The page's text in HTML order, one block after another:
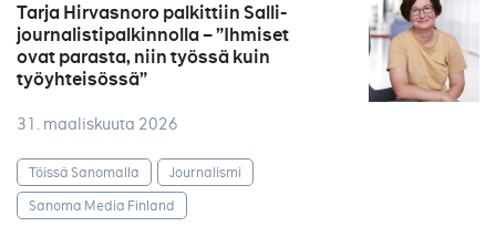
Tarja Hirvasnoro palkittiin Salli-
journalistipalkinnolla – ”Ihmiset
ovat parasta, niin työssä kuin
työyhteisössä”
31. maaliskuuta 2026
Töissä Sanomalla
Journalismi
Sanoma Media Finland